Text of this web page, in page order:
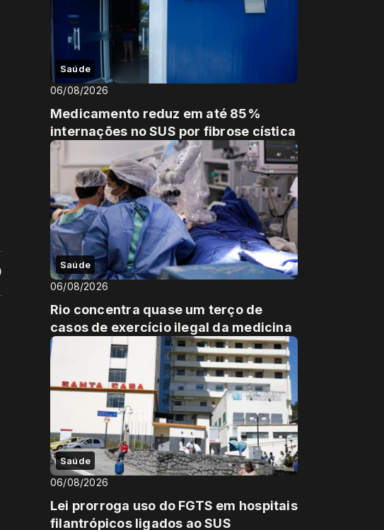
Saúde
06/08/2026
Medicamento reduz em até 85%
internações no SUS por fibrose cística
Saúde
06/08/2026
Rio concentra quase um terço de
casos de exercício ilegal da medicina
Saúde
06/08/2026
Lei prorroga uso do FGTS em hospitais
filantrópicos ligados ao SUS